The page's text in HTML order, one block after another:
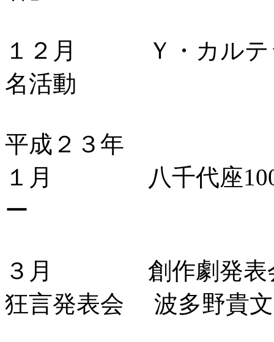
１２月 Ｙ・カルテッ
名活動
平成２３年
１月 八千代座100周
ー
３月 創作劇発表会
狂言発表会 波多野貴文